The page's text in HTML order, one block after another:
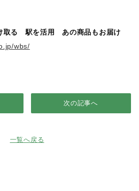
取る 駅を活用 あの商品もお届け
wbs/
一覧へ戻る
次の記事へ